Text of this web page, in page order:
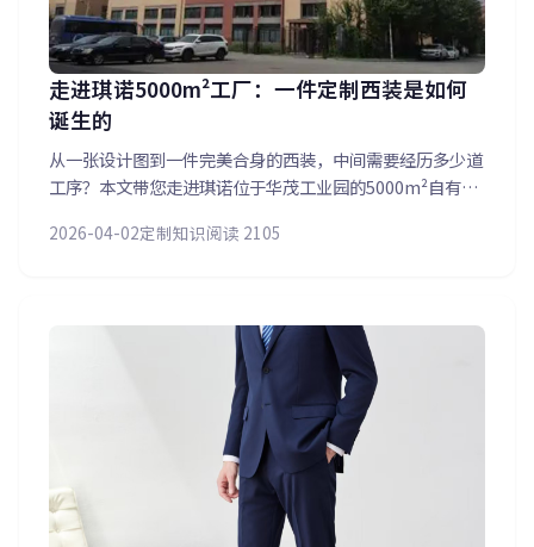
走进琪诺5000m²工厂：一件定制西装是如何
诞生的
从一张设计图到一件完美合身的西装，中间需要经历多少道
工序？本文带您走进琪诺位于华茂工业园的5000m²自有工
人的专业团队、300余台先进设备，每一件西装都凝聚着工
2026-04-02定制知识阅读 2105